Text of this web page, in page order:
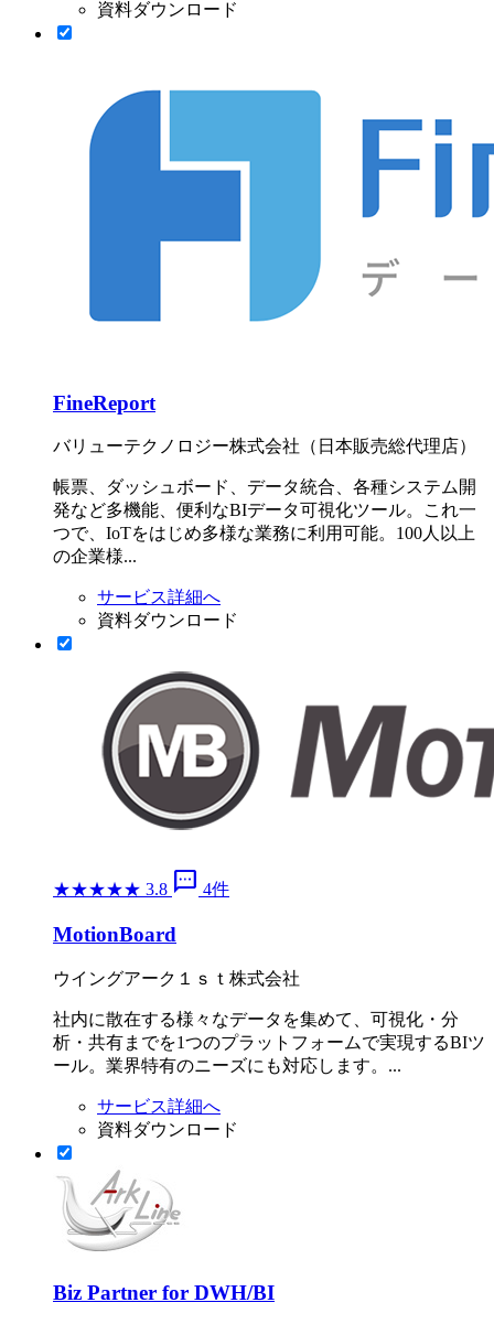
資料ダウンロード
FineReport
バリューテクノロジー株式会社（日本販売総代理店）
帳票、ダッシュボード、データ統合、各種システム開
発など多機能、便利なBIデータ可視化ツール。これ一
つで、IoTをはじめ多様な業務に利用可能。100人以上
の企業様...
サービス詳細へ
資料ダウンロード
★★★★★ 3.8 sms 4件
MotionBoard
ウイングアーク１ｓｔ株式会社
社内に散在する様々なデータを集めて、可視化・分
析・共有までを1つのプラットフォームで実現するBIツ
ール。業界特有のニーズにも対応します。...
サービス詳細へ
資料ダウンロード
Biz Partner for DWH/BI